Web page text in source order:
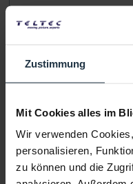
Zustimmung
Mit Cookies alles im
Wir verwenden
personalisieren,
zu können und die
Accessories
Consultation
Manufacturer &